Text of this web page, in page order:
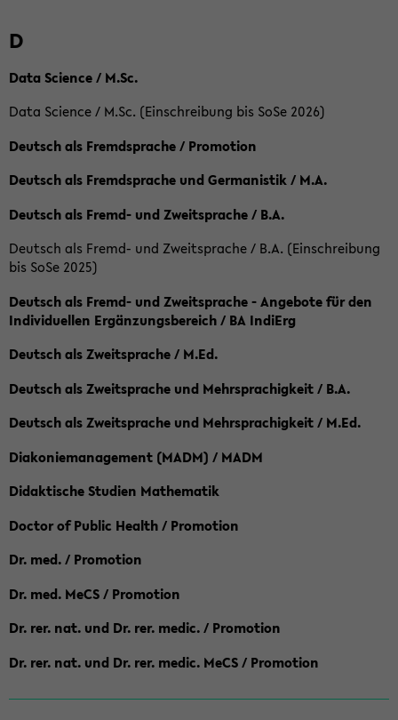
D
Data Science / M.Sc.
Data Science / M.Sc. (Einschreibung bis SoSe 2026)
Deutsch als Fremdsprache / Promotion
Deutsch als Fremdsprache und Germanistik / M.A.
Deutsch als Fremd- und Zweitsprache / B.A.
Deutsch als Fremd- und Zweitsprache / B.A. (Einschreibung
bis SoSe 2025)
Deutsch als Fremd- und Zweitsprache - Angebote für den
Individuellen Ergänzungsbereich / BA IndiErg
Deutsch als Zweitsprache / M.Ed.
Deutsch als Zweitsprache und Mehrsprachigkeit / B.A.
Deutsch als Zweitsprache und Mehrsprachigkeit / M.Ed.
Diakoniemanagement (MADM) / MADM
Didaktische Studien Mathematik
Doctor of Public Health / Promotion
Dr. med. / Promotion
Dr. med. MeCS / Promotion
Dr. rer. nat. und Dr. rer. medic. / Promotion
Dr. rer. nat. und Dr. rer. medic. MeCS / Promotion